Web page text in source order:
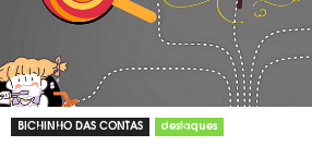
BICHINHO DAS CONTAS destaques